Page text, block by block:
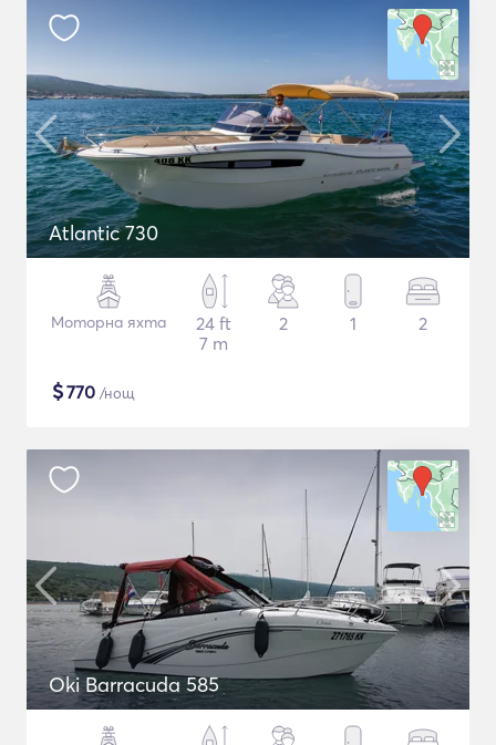
Atlantic 730
Моторна яхта
24 ft
7 m
2 1 2
$770 /нощ
Oki Barracuda 585